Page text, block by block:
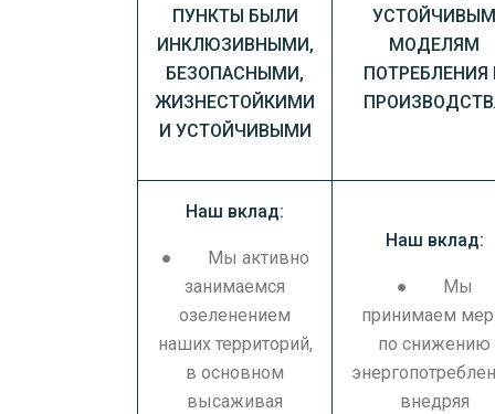
ПУНКТЫ БЫЛИ
ИНКЛЮЗИВНЫМИ,
БЕЗОПАСНЫМИ,
ЖИЗНЕСТОЙКИМИ
И УСТОЙЧИВЫМИ
МОДЕЛЯМ
ПОТРЕБЛЕНИЯ
Наш вклад:
● Мы активно
занимаемся
озеленением
наших территорий,
в основном
высаживая
Наш вклад:
● Мы
принимаем
по снижению
внедряя